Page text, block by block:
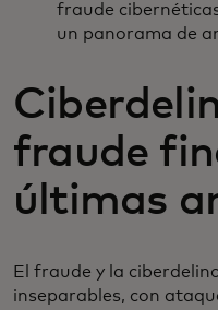
fraude
un panorama de
fraude
últimas
El fraude y la
inseparables, con